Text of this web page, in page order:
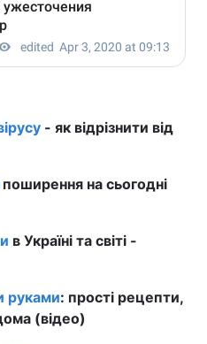
- як відрізнити від
поширення на сьогодні
в Україні та світі -
руками: прості рецепти,
(відео)